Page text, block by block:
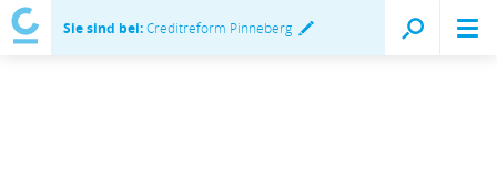
Sie sind bei:Creditreform Pinneberg